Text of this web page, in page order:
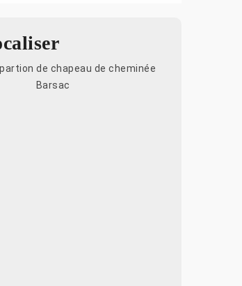
de chapeau de cheminée
Barsac